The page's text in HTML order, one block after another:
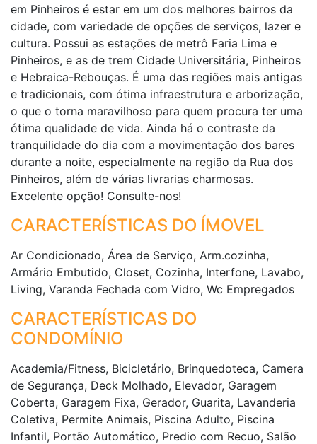
em Pinheiros é estar em um dos melhores bairros da
cidade, com variedade de opções de serviços, lazer e
cultura. Possui as estações de metrô Faria Lima e
Pinheiros, e as de trem Cidade Universitária, Pinheiros
e Hebraica-Rebouças. É uma das regiões mais antigas
e tradicionais, com ótima infraestrutura e arborização,
o que o torna maravilhoso para quem procura ter uma
ótima qualidade de vida. Ainda há o contraste da
tranquilidade do dia com a movimentação dos bares
durante a noite, especialmente na região da Rua dos
Pinheiros, além de várias livrarias charmosas.
Excelente opção! Consulte-nos!
CARACTERÍSTICAS DO ÍMOVEL
Ar Condicionado, Área de Serviço, Arm.cozinha,
Armário Embutido, Closet, Cozinha, Interfone, Lavabo,
Living, Varanda Fechada com Vidro, Wc Empregados
CARACTERÍSTICAS DO
CONDOMÍNIO
Academia/Fitness, Bicicletário, Brinquedoteca, Camera
de Segurança, Deck Molhado, Elevador, Garagem
Coberta, Garagem Fixa, Gerador, Guarita, Lavanderia
Coletiva, Permite Animais, Piscina Adulto, Piscina
Infantil, Portão Automático, Predio com Recuo, Salão